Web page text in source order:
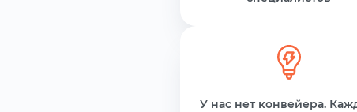
У нас нет конвейера.